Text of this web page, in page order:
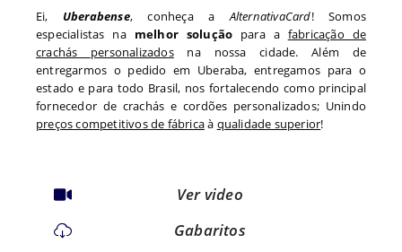
Ei, Uberabense, conheça aAlternativaCard! Somos
especialistas na melhor solução para a fabricação de
crachás personalizadosna nossa cidade. Além de
entregarmos o pedido em Uberaba, entregamos para o
estado e para todo Brasil, nos fortalecendo como principal
fornecedor de crachás e cordões personalizados; Unindo
preços competitivos de fábricaà qualidade superior!
Ver video
Gabaritos